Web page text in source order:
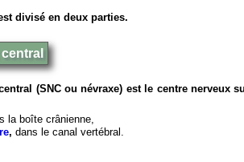
divisé en deux parties.
(SNC ou névraxe) est le centre
la boîte crânienne,
,dans le canal vertébral.